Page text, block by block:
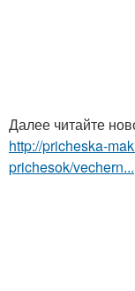
Далее читайте
http://pricheska-
prichesok/vechern...